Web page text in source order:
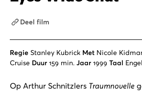
Deel film
Regie Stanley Kubrick Met Nicole
Cruise Duur 159 min. Jaar 1999 Taal
Op Arthur Schnitzlers Traumnovelle